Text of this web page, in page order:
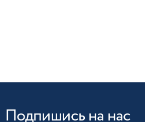
Подпишись на нас